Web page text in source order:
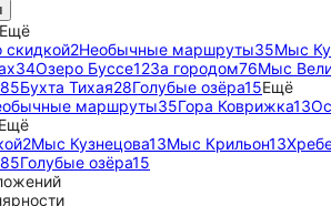
Ещё
скидкой2Необычные маршруты35Мыс
34Озеро Буссе12За городом76Мыс
85Бухта Тихая28Голубые озёра15Ещё
маршруты35Гора Коврижка13
Ещё
2Мыс Кузнецова13Мыс Крильон13
85Голубые озёра15